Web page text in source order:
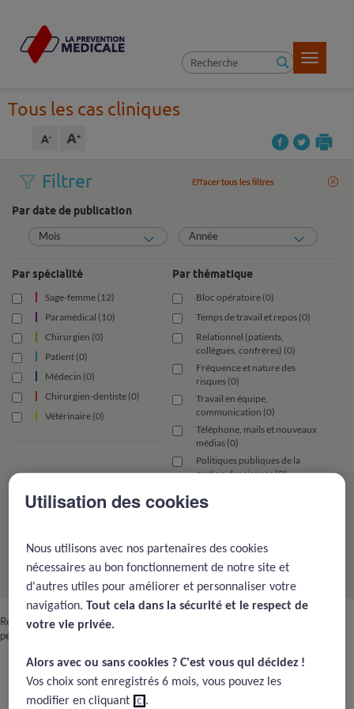
Toggle
Tous les cas cliniques
Filtrer Effacer tous les filtres
Par date de publication
Mois Année
Par spécialité
Sage-femme (12)
Paramédical (10)
Chirurgien (0)
Patient (0)
Médecin (0)
Chirurgien-dentiste (0)
Vétérinaire (0)
Par thématique
Bloc opératoire (0)
Temps de travail et repos (0)
Relationnel (patients,
collègues, confrères) (0)
Fréquence et nature des
risques (0)
Travail en équipe,
communication (0)
Téléphone, mails et nouveaux
médias (0)
Politiques publiques de la
gestion des risques (0)
aux victimes (0)
Fondamentaux de la gestion du
risque (0)
Effacer tous les filtres
Retrouvez tous les cas cliniques des médecins par spécialité : psychiatrie,
pédiatrie, neurologie, gynécologie, ophtalmologie, dermatologie, gériatrie...
Tous les cas cliniques
(408 résultats)
Utilisation des cookies
Nous utilisons avec nos partenaires des cookies
nécessaires au bon fonctionnement de notre site et
d'autres utiles pour améliorer et personnaliser votre
navigation.Tout cela dans la sécurité et le respect de
votre vie privée.​
Alors avec ou sans cookies ? C'est vous qui décidez !​
Vos choix sont enregistrés 6 mois, vous pouvez les
modifier en cliquant ici.